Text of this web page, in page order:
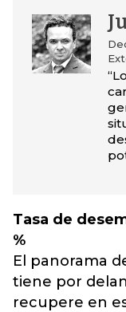
Tasa de
%
El panorama
tiene por
recupere en